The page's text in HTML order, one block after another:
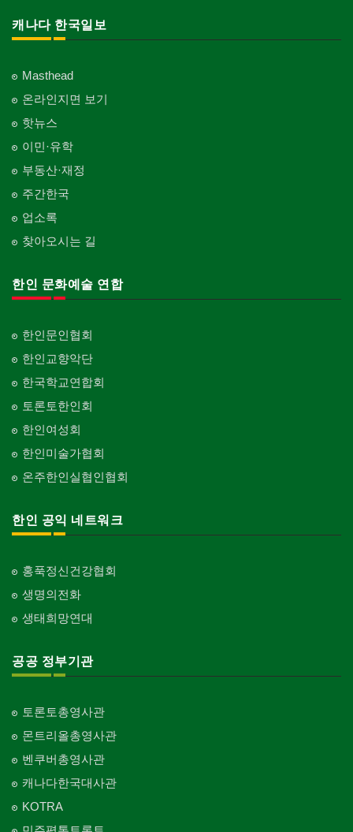
캐나다 한국일보
Masthead
온라인지면 보기
핫뉴스
이민·유학
부동산·재정
주간한국
업소록
찾아오시는 길
한인 문화예술 연합
한인문인협회
한인교향악단
한국학교연합회
토론토한인회
한인여성회
한인미술가협회
온주한인실협인협회
한인 공익 네트워크
홍푹정신건강협회
생명의전화
생태희망연대
공공 정부기관
토론토총영사관
몬트리올총영사관
벤쿠버총영사관
캐나다한국대사관
KOTRA